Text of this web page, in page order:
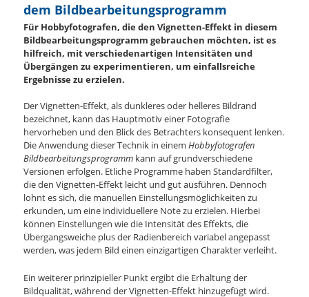
dem Bildbearbeitungsprogramm
Für Hobbyfotografen, die den Vignetten-Effekt in diesem
Bildbearbeitungsprogramm gebrauchen möchten, ist es
hilfreich, mit verschiedenartigen Intensitäten und
Übergängen zu experimentieren, um einfallsreiche
Ergebnisse zu erzielen.
Der Vignetten-Effekt, als dunkleres oder helleres Bildrand
bezeichnet, kann das Hauptmotiv einer Fotografie
hervorheben und den Blick des Betrachters konsequent lenken.
Die Anwendung dieser Technik in einemHobbyfotografen
Bildbearbeitungsprogramm kann auf grundverschiedene
Versionen erfolgen. Etliche Programme haben Standardfilter,
die den Vignetten-Effekt leicht und gut ausführen. Dennoch
lohnt es sich, die manuellen Einstellungsmöglichkeiten zu
erkunden, um eine individuellere Note zu erzielen. Hierbei
können Einstellungen wie die Intensität des Effekts, die
Übergangsweiche plus der Radienbereich variabel angepasst
werden, was jedem Bild einen einzigartigen Charakter verleiht.
Ein weiterer prinzipieller Punkt ergibt die Erhaltung der
Bildqualität, während der Vignetten-Effekt hinzugefügt wird.